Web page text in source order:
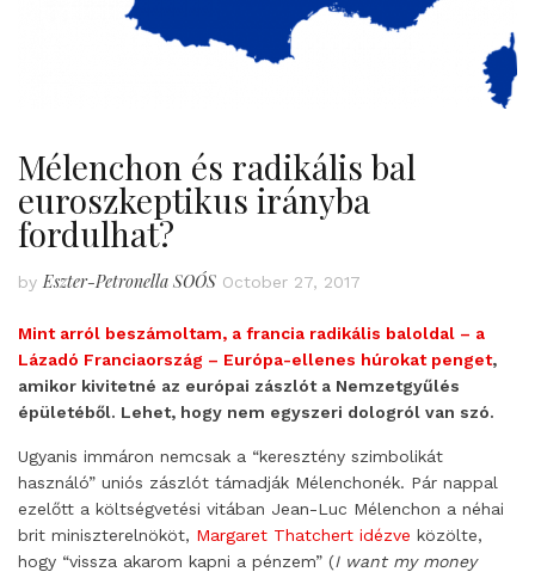
Mélenchon és radikális bal
euroszkeptikus irányba
fordulhat?
by Eszter-Petronella SOÓS October 27, 2017
Mint arról beszámoltam, a francia radikális baloldal – a
Lázadó Franciaország – Európa-ellenes húrokat penget,
amikor kivitetné az európai zászlót a Nemzetgyűlés
épületéből. Lehet, hogy nem egyszeri dologról van szó.
Ugyanis immáron nemcsak a “keresztény szimbolikát
használó” uniós zászlót támadják Mélenchonék. Pár nappal
ezelőtt a költségvetési vitában Jean-Luc Mélenchon a néhai
brit miniszterelnököt, Margaret Thatchert idézve közölte,
hogy “vissza akarom kapni a pénzem” (I want my money